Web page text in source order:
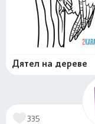
Дятел на дереве
335